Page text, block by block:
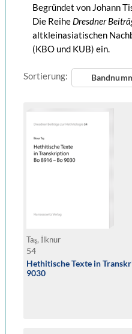
Begründet von Johann
Die Reihe Dresdner
altkleinasiatischen
(KBO und KUB) ein.
Sortierung:
Taş, İlknur
54
Hethitische Texte in
9030